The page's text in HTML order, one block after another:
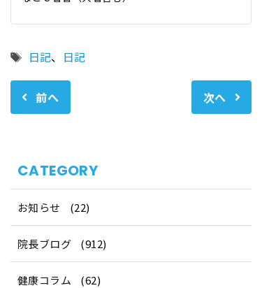
タ
日記、 日記
前へ 次へ
CATEGORY
お知らせ (22)
院長ブログ (912)
健康コラム (62)